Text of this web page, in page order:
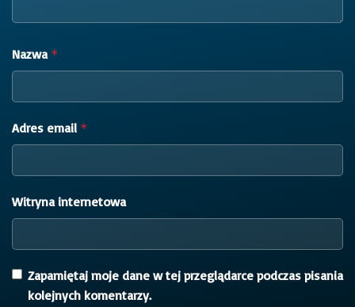
Nazwa *
Adres email *
Witryna internetowa
Zapamiętaj moje dane w tej przeglądarce podczas pisania
kolejnych komentarzy.